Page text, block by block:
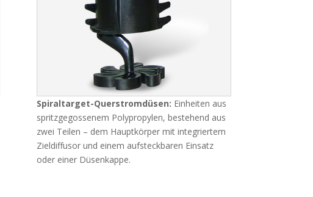
Spiraltarget-Querstromdüsen: Einheiten aus
spritzgegossenem Polypropylen, bestehend aus
zwei Teilen – dem Hauptkörper mit integriertem
Zieldiffusor und einem aufsteckbaren Einsatz
oder einer Düsenkappe.